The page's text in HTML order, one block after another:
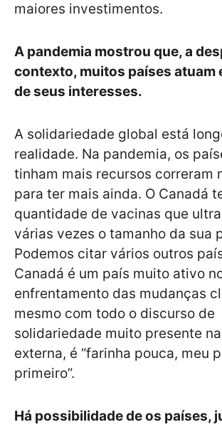
maiores investimentos.
A pandemia mostrou que, a
contexto, muitos países atuam
de seus interesses.
A solidariedade global está
realidade. Na pandemia, os
tinham mais recursos correram
para ter mais ainda. O Canadá
quantidade de vacinas que
várias vezes o tamanho da sua
Podemos citar vários outros
Canadá é um país muito ativo
enfrentamento das mudanças
mesmo com todo o discurso de
solidariedade muito presente
externa, é “farinha pouca, meu
primeiro”.
Há possibilidade de os países,